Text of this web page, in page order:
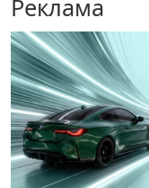
Реклама